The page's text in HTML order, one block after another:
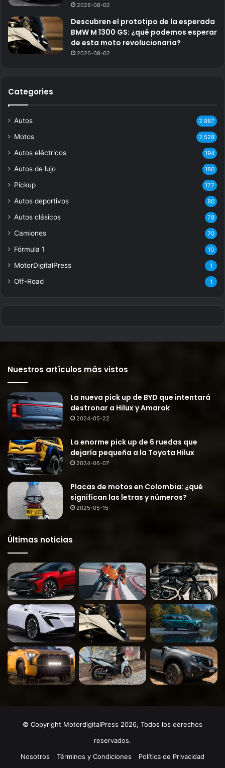
2026-08-02
Descubren el prototipo de la esperada
BMW M 1300 GS: ¿qué podemos esperar
de esta moto revolucionaria?
2026-08-02
Categories
Autos 2.987
Motos 2.528
Autos eléctricos 194
Autos de lujo 180
Pickup 177
Autos deportivos 80
Autos clásicos 78
Camiones 70
Fórmula 1 10
MotorDigitalPress 1
Off-Road 1
Nuestros artículos más vistos
La nueva pick up de BYD que intentará
destronar a Hilux y Amarok
2024-05-22
La enorme pick up de 6 ruedas que
dejaría pequeña a la Toyota Hilux
2024-06-07
Placas de motos en Colombia: ¿qué
significan las letras y números?
2025-05-15
Últimas noticias
© Copyright MotordigitalPress 2026, Todos los derechos
reservados.
Nosotros
Términos y Condiciones Política de Privacidad